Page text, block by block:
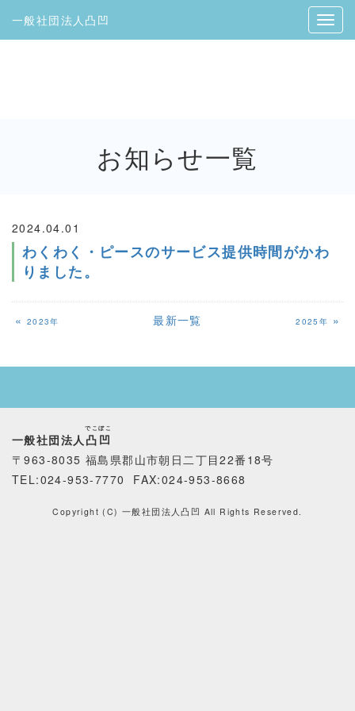
一般社団法人凸凹
お知らせ一覧
2024.04.01
わくわく・ピースのサービス提供時間がかわ
りました。
« 2023年 最新一覧 2025年 »
一般社団法人 凸凹
でこぼこ
〒963-8035 福島県郡山市朝日二丁目22番18号
TEL:024-953-7770 FAX:024-953-8668
Copyright (C) 一般社団法人凸凹 All Rights Reserved.